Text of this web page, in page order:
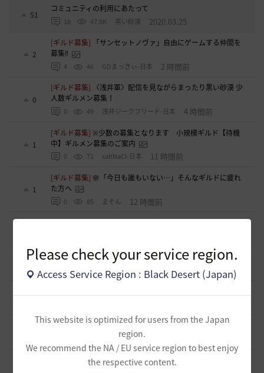
Please check your service region.
Access Service Region : Black Desert (Japan)
This website is optimized for users from the Japan
region.
We recommend the NA / EU service region to best enjoy
the respective content.
51
コミュニティの利用にあたって
18 47.8K 黒い砂漠 2020.03.25
2
[ギルド募集]
「サンセットノヴァ」自由にゲームする仲間を
募集‼️
4 46 GDまっきぃ-日本 2 時間前
0
[ギルド募集]
〈浅井軍〉配信を見ながらまったり黒い砂漠 少
人数ギルメン募集！
0 49 浅井ジークフリード-日本 4 時間前
1
[ギルド募集] ※少数の募集となります 小規模ギルド【待機
中】ギルメン募集のご案内
0 71 saltNaCl-日本 11 時間前
1
[ギルド募集] 🌸「今日も誰もいない…」そんなギルドに疲れ
た方へ
0 85 まそん 12 時間前
[自由掲示板]ミルの木遺跡(狩場)への行き方について
1
[ギルド募集]LevelUP メンバー募集
65 ドゥジュ-日本 14 時間前
1
[自由掲示板] 取引所の購入の仕方について
歩くマシュマロ-日本
[ギルド募集]新設ギルド 「Shmurda」立ち上げメンバー募